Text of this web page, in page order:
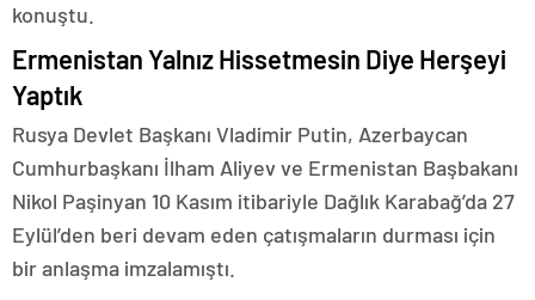
konuştu.
Ermenistan Yalnız Hissetmesin Diye Herşeyi
Yaptık
Rusya Devlet Başkanı Vladimir Putin, Azerbaycan
Cumhurbaşkanı İlham Aliyev ve Ermenistan Başbakanı
Nikol Paşinyan 10 Kasım itibariyle Dağlık Karabağ’da 27
Eylül’den beri devam eden çatışmaların durması için
bir anlaşma imzalamıştı.